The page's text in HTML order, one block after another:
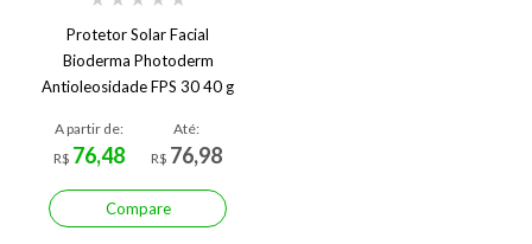
Protetor Solar Facial
Bioderma Photoderm
Antioleosidade FPS 30 40 g
A partir de:
R$ 76,48
Até:
R$ 76,98
Compare